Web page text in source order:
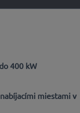
400 kW
miestami v